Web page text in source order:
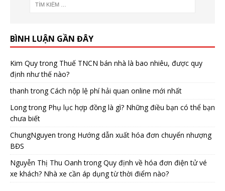
BÌNH LUẬN GẦN ĐÂY
Kim Quytrong Thuế TNCN bán nhà là bao nhiêu, được quy
định như thế nào?
thanh trongCách nộp lệ phí hải quan online mới nhất
Longtrong Phụ lục hợp đồng là gì? Những điều bạn có thể bạn
chưa biết
ChungNguyen trong Hướng dẫn xuất hóa đơn chuyển nhượng
BĐS
Nguyễn Thị Thu Oanh trongQuy định về hóa đơn điện tử vé
xe khách? Nhà xe cần áp dụng từ thời điểm nào?